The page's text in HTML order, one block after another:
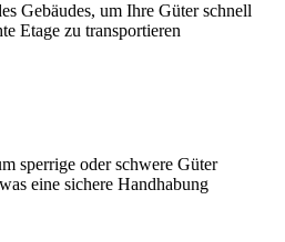
Gebäudes, um Ihre Güter schnell
Etage zu transportieren
sperrige oder schwere Güter
eine sichere Handhabung